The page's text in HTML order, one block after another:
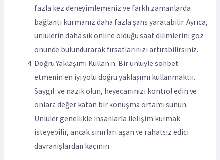
fazla kez deneyimlemeniz ve farklı zamanlarda
bağlantı kurmanız daha fazla şans yaratabilir. Ayrıca,
ünlülerin daha sık online olduğu saat dilimlerini göz
önünde bulundurarak fırsatlarınızı artırabilirsiniz.
Doğru Yaklaşımı Kullanın: Bir ünlüyle sohbet
etmenin en iyi yolu doğru yaklaşımı kullanmaktır.
Saygılı ve nazik olun, heyecanınızı kontrol edin ve
onlara değer katan bir konuşma ortamı sunun.
Ünlüler genellikle insanlarla iletişim kurmak
isteyebilir, ancak sınırları aşan ve rahatsız edici
davranışlardan kaçının.